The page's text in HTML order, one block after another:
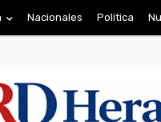
Nacionales Politica